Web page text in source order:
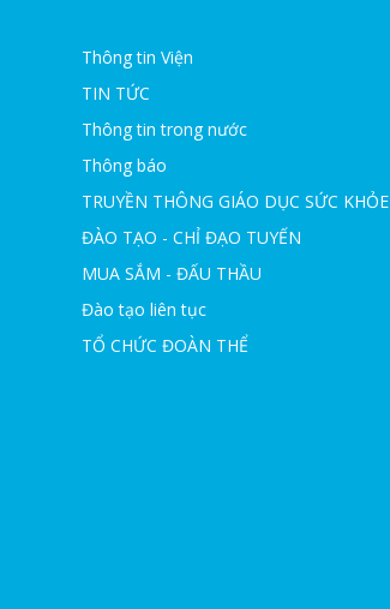
Thông tin Viện
TIN TỨC
Thông tin trong nước
Thông báo
TRUYỀN THÔNG GIÁO DỤC SỨC KHỎE
ĐÀO TẠO - CHỈ ĐẠO TUYẾN
MUA SẮM - ĐẤU THẦU
Đào tạo liên tục
TỔ CHỨC ĐOÀN THỂ